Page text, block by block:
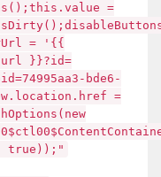
=
= '{{
}}?id=
bde6-
=